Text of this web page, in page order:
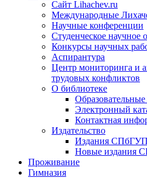
Сайт Lihachev.ru
Международные
Научные конференции
Студенческое научное
Конкурсы научных
Аспирантура
Центр мониторинга и
трудовых конфликтов
О библиотеке
Электронный
Контактная
Издательство
Издания СПбГУП
Новые издания
Проживание
Гимназия